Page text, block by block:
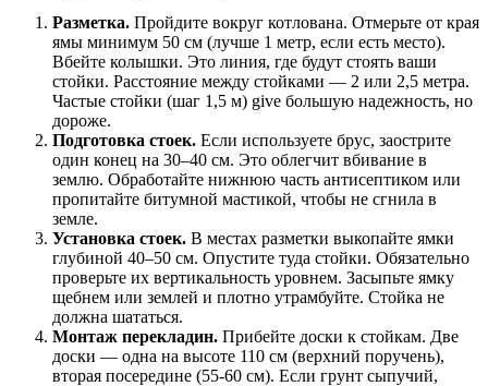
Разметка. Пройдите вокруг котлована. Отмерьте от края
ямы минимум 50 см (лучше 1 метр, если есть место).
Вбейте колышки. Это линия, где будут стоять ваши
стойки. Расстояние между стойками — 2 или 2,5 метра.
Частые стойки (шаг 1,5 м) give большую надежность, но
дороже.
Подготовка стоек. Если используете брус, заострите
один конец на 30–40 см. Это облегчит вбивание в
землю. Обработайте нижнюю часть антисептиком или
пропитайте битумной мастикой, чтобы не сгнила в
земле.
Установка стоек. В местах разметки выкопайте ямки
глубиной 40–50 см. Опустите туда стойки. Обязательно
проверьте их вертикальность уровнем. Засыпьте ямку
щебнем или землей и плотно утрамбуйте. Стойка не
должна шататься.
Монтаж перекладин. Прибейте доски к стойкам. Две
доски — одна на высоте 110 см (верхний поручень),
вторая посередине (55-60 см). Если грунт сыпучий,